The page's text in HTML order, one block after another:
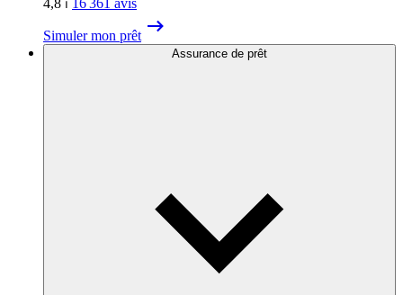
Simuler mon prêt
Assurance de prêt